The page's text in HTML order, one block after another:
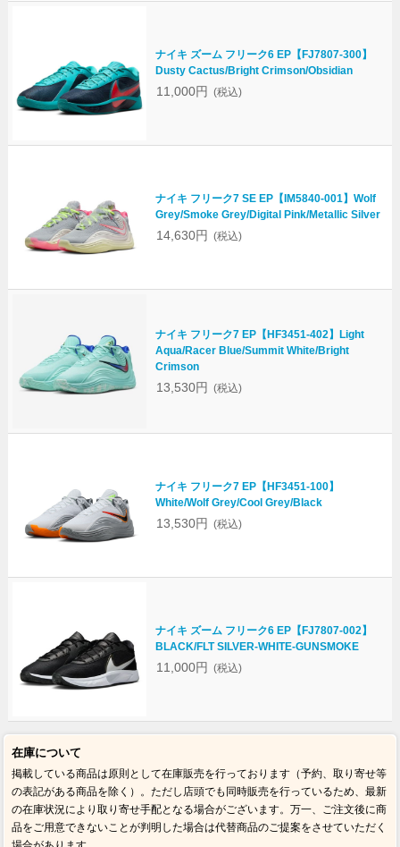
ナイキ ズーム フリーク6 EP【FJ7807-300】
Dusty Cactus/Bright Crimson/Obsidian
11,000円 (税込)
ナイキ フリーク7 SE EP【IM5840-001】Wolf
Grey/Smoke Grey/Digital Pink/Metallic Silver
14,630円 (税込)
ナイキ フリーク7 EP【HF3451-402】Light
Aqua/Racer Blue/Summit White/Bright
Crimson
13,530円 (税込)
ナイキ フリーク7 EP【HF3451-100】
White/Wolf Grey/Cool Grey/Black
13,530円 (税込)
ナイキ ズーム フリーク6 EP【FJ7807-002】
BLACK/FLT SILVER-WHITE-GUNSMOKE
11,000円 (税込)
在庫について
掲載している商品は原則として在庫販売を行っております（予約、取り寄せ等
の表記がある商品を除く）。ただし店頭でも同時販売を行っているため、最新
の在庫状況により取り寄せ手配となる場合がございます。万一、ご注文後に商
品をご用意できないことが判明した場合は代替商品のご提案をさせていただく